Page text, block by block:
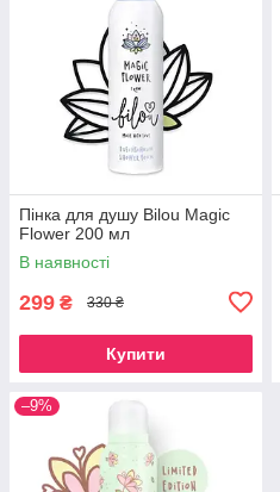
Пінка для душу Bilou Magic
Flower 200 мл
В наявності
299 ₴ 330 ₴
Купити
–9%